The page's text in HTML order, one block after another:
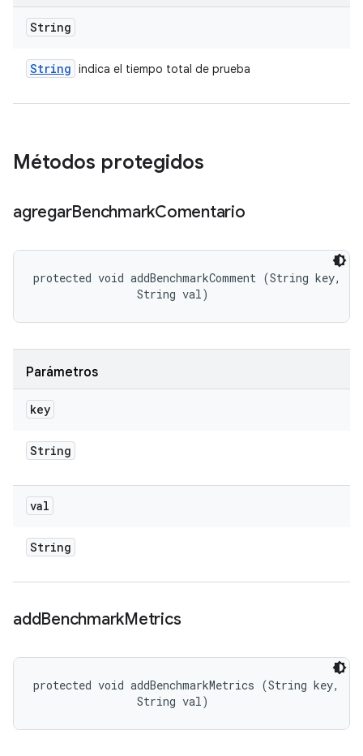
String
String indica el tiempo total de prueba
Métodos protegidos
agregarBenchmarkComentario
protected void addBenchmarkComment (String key,
                String val)
Parámetros
key
String
val
String
addBenchmarkMetrics
protected void addBenchmarkMetrics (String key,
                String val)